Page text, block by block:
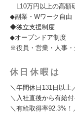
L10万円以上の高額
◆副業・Wワーク自由
◆独立支援制度
◆オープンドア制度
※役員・営業・人事
休日休暇は
＼年間休日131日以上
＼入社直後から有給付
＼有給取得率92.3%！